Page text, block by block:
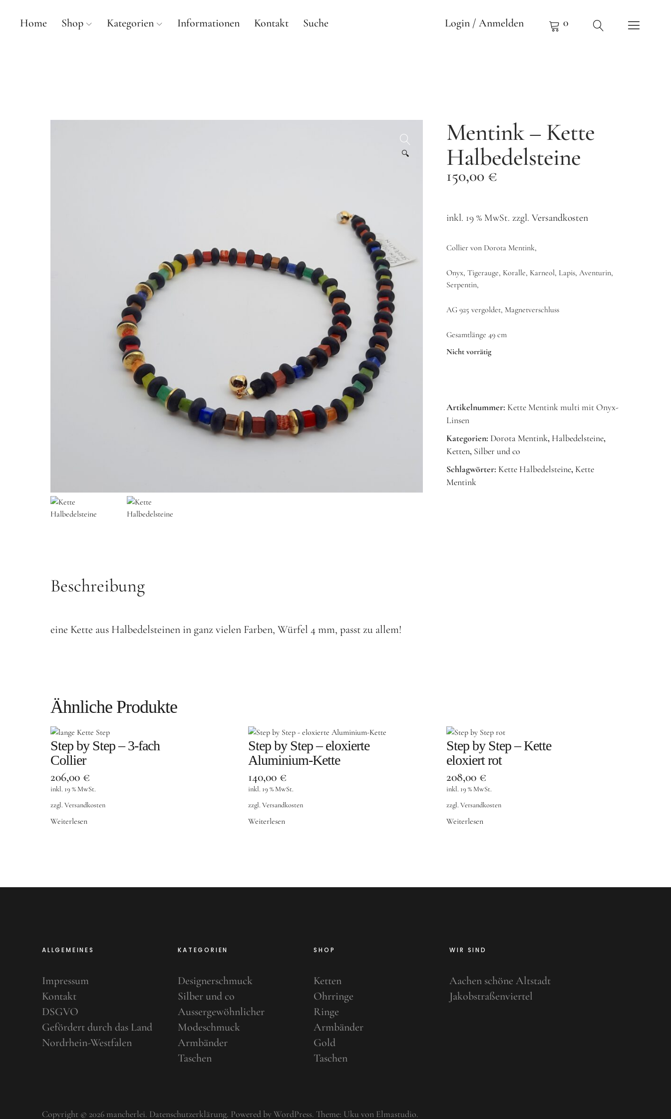
Home Shop Kategorien Informationen Kontakt Suche Login / Anmelden 0
🔍
Mentink – Kette
Halbedelsteine
150,00 €
inkl. 19 % MwSt. zzgl. Versandkosten
Collier von Dorota Mentink,
Onyx, Tigerauge, Koralle, Karneol, Lapis, Aventurin,
Serpentin,
AG 925 vergoldet, Magnetverschluss
Gesamtlänge 49 cm
Nicht vorrätig
Artikelnummer: Kette Mentink multi mit Onyx-
Linsen
Kategorien: Dorota Mentink, Halbedelsteine,
Ketten, Silber und co
Schlagwörter: Kette Halbedelsteine, Kette
Mentink
Beschreibung
eine Kette aus Halbedelsteinen in ganz vielen Farben, Würfel 4 mm, passt zu allem!
Ähnliche Produkte
Step by Step – 3-fach
Collier
206,00 €
inkl. 19 % MwSt.
zzgl. Versandkosten
Weiterlesen
Step by Step – eloxierte
Aluminium-Kette
140,00 €
inkl. 19 % MwSt.
zzgl.Versandkosten
Weiterlesen
Step by Step – Kette
eloxiert rot
208,00 €
inkl. 19 % MwSt.
zzgl. Versandkosten
Weiterlesen
ALLGEMEINES
Impressum
Kontakt
DSGVO
Gefördert durch das Land
Nordrhein-Westfalen
KATEGORIEN
Designerschmuck
Silber und co
Aussergewöhnlicher
Modeschmuck
Armbänder
Taschen
SHOP
Ketten
Ohrringe
Ringe
Armbänder
Gold
Taschen
WIR SIND
Aachen schöne Altstadt
Jakobstraßenviertel
Copyright © 2026 mancherlei Datenschutzerklärung Powered byWordPress Theme: Uku von Elmastudio